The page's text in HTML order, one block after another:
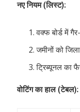
नए नियम (लिस्ट):
वक्फ बोर्ड में
जमीनों को
ट्रिब्यूनल का
वोटिंग का हाल (टेबल):